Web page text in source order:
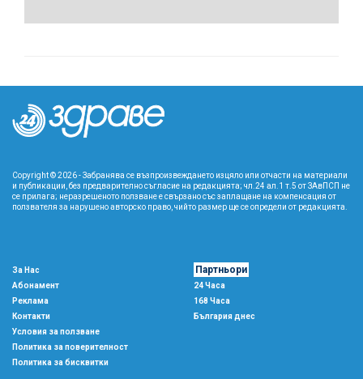
Copyright © 2026 - Забранява се възпроизвеждането изцяло или отчасти на материали
и публикации, без предварително съгласие на редакцията; чл.24 ал.1 т.5 от ЗАвПСП не
се прилага; неразрешеното ползване е свързано със заплащане на компенсация от
ползвателя за нарушено авторско право, чийто размер ще се определи от редакцията.
За Нас
Абонамент
Реклама
Контакти
Условия за ползване
Политика за поверителност
Политика за бисквитки
Партньори
24 Часа
168 Часа
България днес